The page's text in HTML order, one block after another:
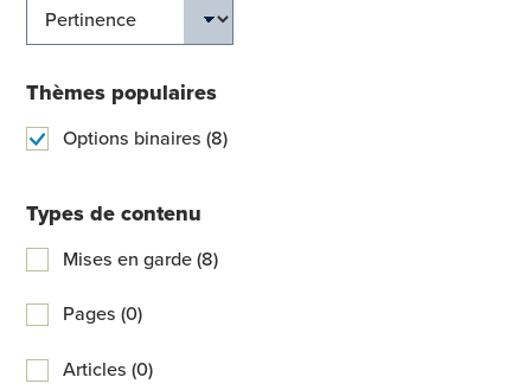
Thèmes populaires
Options binaires (8)
Types de contenu
Mises en garde (8)
Pages (0)
Articles (0)